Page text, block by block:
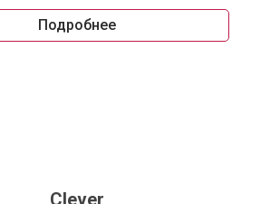
Подробнее